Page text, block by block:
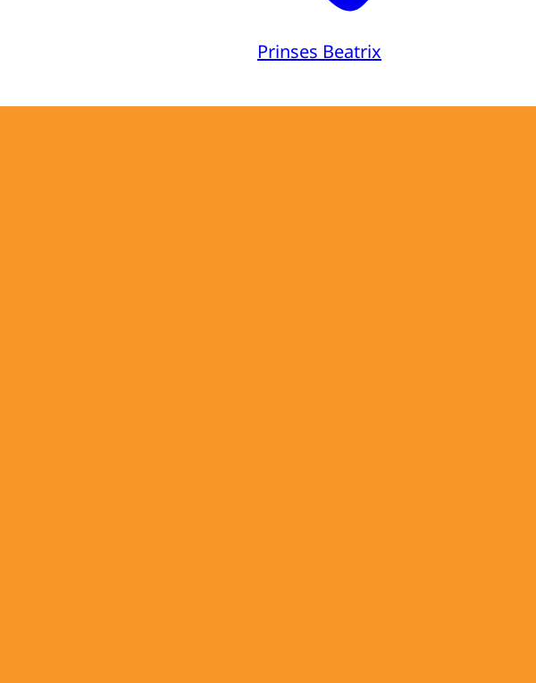
Prinses Beatrix